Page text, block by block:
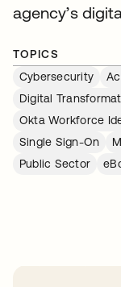
agency’s
TOPICS
Cybersecurity
Digital
Okta Workforce
Single Sign-On
Public Sector